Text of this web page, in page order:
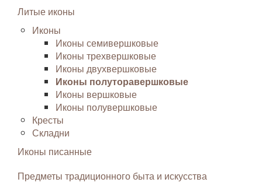
Литые иконы
Иконы
Иконы семивершковые
Иконы трехвершковые
Иконы двухвершковые
Иконы полуторавершковые
Иконы вершковые
Иконы полувершковые
Кресты
Складни
Иконы писанные
Предметы традиционного быта и искусства